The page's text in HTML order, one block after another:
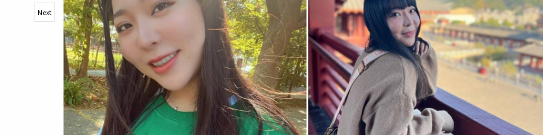
Next